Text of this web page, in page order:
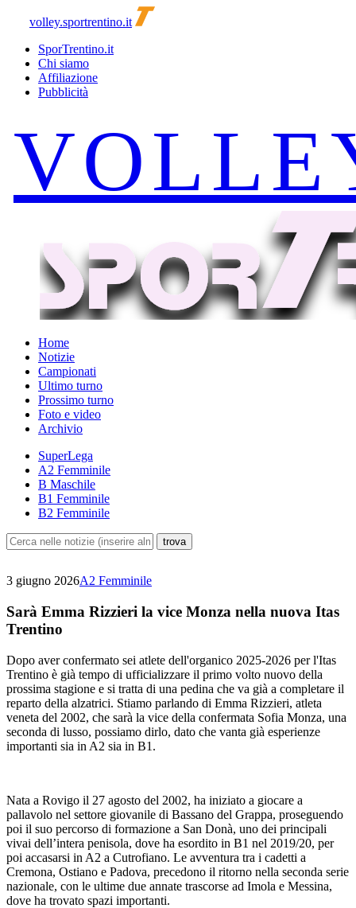
volley.sportrentino.it
SporTrentino.it
Chi siamo
Affiliazione
Pubblicità
Home
Notizie
Campionati
Ultimo turno
Prossimo turno
Foto e video
Archivio
SuperLega
A2 Femminile
B Maschile
B1 Femminile
B2 Femminile
3 giugno 2026A2 Femminile
Sarà Emma Rizzieri la vice Monza nella nuova Itas
Trentino
Dopo aver confermato sei atlete dell'organico 2025-2026 per l'Itas
Trentino è già tempo di ufficializzare il primo volto nuovo della
prossima stagione e si tratta di una pedina che va già a completare il
reparto della alzatrici. Stiamo parlando di Emma Rizzieri, atleta
veneta del 2002, che sarà la vice della confermata Sofia Monza, una
seconda di lusso, possiamo dirlo, dato che vanta già esperienze
importanti sia in A2 sia in B1.
Nata a Rovigo il 27 agosto del 2002, ha iniziato a giocare a
pallavolo nel settore giovanile di Bassano del Grappa, proseguendo
poi il suo percorso di formazione a San Donà, uno dei principali
vivai dell’intera penisola, dove ha esordito in B1 nel 2019/20, per
poi accasarsi in A2 a Cutrofiano. Le avventura tra i cadetti a
Cremona, Ostiano e Padova, precedono il ritorno nella seconda serie
nazionale, con le ultime due annate trascorse ad Imola e Messina,
dove ha trovato spazi importanti.